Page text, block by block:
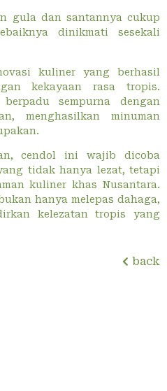
gula dan santannya cukup
dinikmati sesekali
kuliner yang berhasil
kekayaan rasa tropis.
sempurna dengan
menghasilkan minuman
cendol ini wajib dicoba
tidak hanya lezat, tetapi
kuliner khas Nusantara.
hanya melepas dahaga,
kelezatan tropis yang
back